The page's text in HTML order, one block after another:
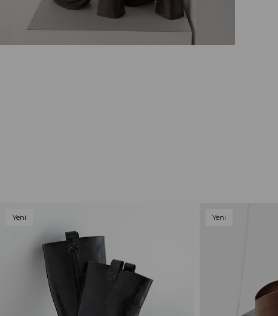
Yeni
Yeni